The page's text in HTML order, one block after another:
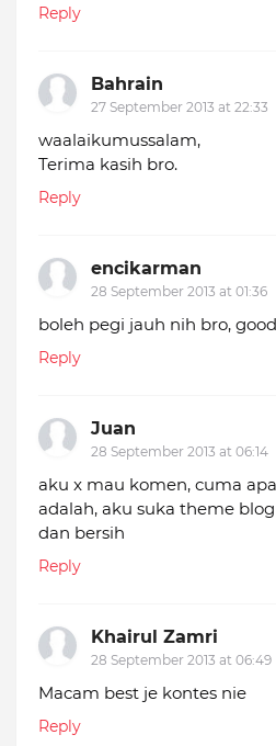
Reply
Bahrain
27 September 2013 at 22:33
waalaikumussalam,
Terima kasih bro.
Reply
encikarman
28 September 2013 at 01:36
boleh pegi jauh nih bro,
Reply
Juan
28 September 2013 at 06:14
aku x mau komen, cuma
adalah, aku suka theme
dan bersih
Reply
Khairul Zamri
28 September 2013 at 06:49
Macam best je kontes nie
Reply